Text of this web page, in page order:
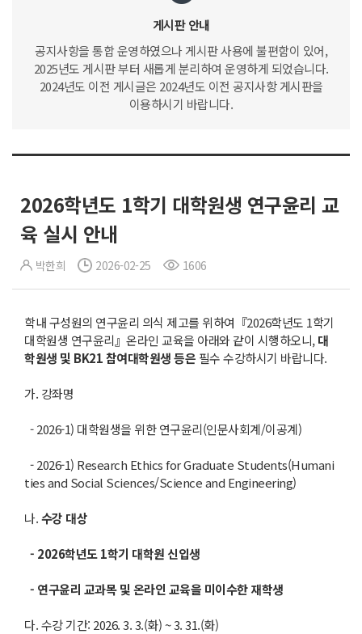
게시판 안내
공지사항을 통합 운영하였으나 게시판 사용에 불편함이 있어,
2025년도 게시판 부터 새롭게 분리하여 운영하게 되었습니다.
2024년도 이전 게시글은 2024년도 이전 공지사항 게시판을
이용하시기 바랍니다.
2026학년도 1학기 대학원생 연구윤리 교
육 실시 안내
박한희 2026-02-25 1606
학내 구성원의 연구윤리 의식 제고를 위하여『2026학년도 1학기
대학원생 연구윤리』온라인 교육을 아래와 같이 시행하오니,대
학원생 및 BK21참여대학원생 등은 필수 수강하시기 바랍니다.
가. 강좌명
- 2026-1) 대학원생을 위한 연구윤리(인문사회계/이공계)
- 2026-1) Research Ethics for Graduate Students(Humani
ties and Social Sciences/Science and Engineering)
나.수강 대상
- 2026학년도1학기 대학원 신입생
- 연구윤리 교과목 및 온라인 교육을 미이수한 재학생
다. 수강 기간: 2026. 3. 3.(화) ~ 3. 31.(화)